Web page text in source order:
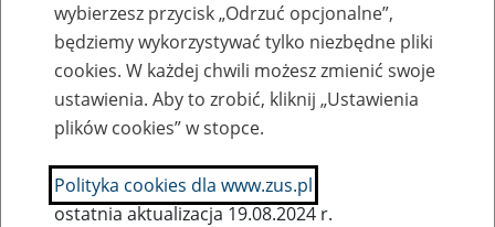
Nazwa zakładu pracy:
SZUKAJ
wybierzesz przycisk „Odrzuć opcjonalne”,
będziemy wykorzystywać tylko niezbędne pliki
cookies. W każdej chwili możesz zmienić swoje
ustawienia. Aby to zrobić, kliknij „Ustawienia
plików cookies” w stopce.
Polityka cookies dla www.zus.pl
ostatnia aktualizacja 19.08.2024 r.